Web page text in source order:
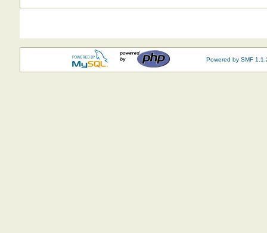
Powered by SMF